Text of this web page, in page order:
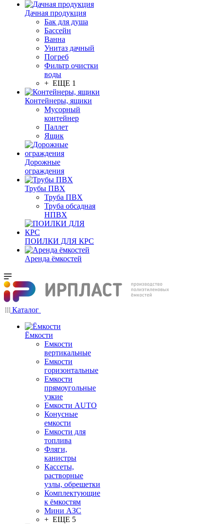
Дачная продукция
Бак для душа
Бассейн
Ванна
Унитаз дачный
Погреб
Фильтр очистки
воды
+ ЕЩЕ 1
Контейнеры, ящики
Мусорный
контейнер
Паллет
Ящик
Дорожные
ограждения
Трубы ПВХ
Труба ПВХ
Труба обсадная
НПВХ
ПОИЛКИ ДЛЯ КРС
Аренда ёмкостей
Каталог
Ёмкости
Емкости
вертикальные
Емкости
горизонтальные
Емкости
прямоугольные
узкие
Емкости АUТО
Конусные
емкости
Емкости для
топлива
Фляги,
канистры
Кассеты,
растворные
узлы, обрешетки
Комплектующие
к ёмкостям
Мини АЗС
+ ЕЩЕ 5